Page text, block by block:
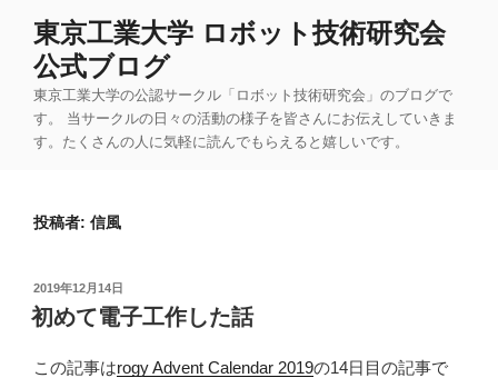
東京工業大学 ロボット技術研究会
公式ブログ
東京工業大学の公認サークル「ロボット技術研究会」のブログで
す。 当サークルの日々の活動の様子を皆さんにお伝えしていきま
す。たくさんの人に気軽に読んでもらえると嬉しいです。
投稿者: 信風
投
稿
日:
2019年12月14日
初めて電子工作した話
この記事はrogy Advent Calendar 2019の14日目の記事で